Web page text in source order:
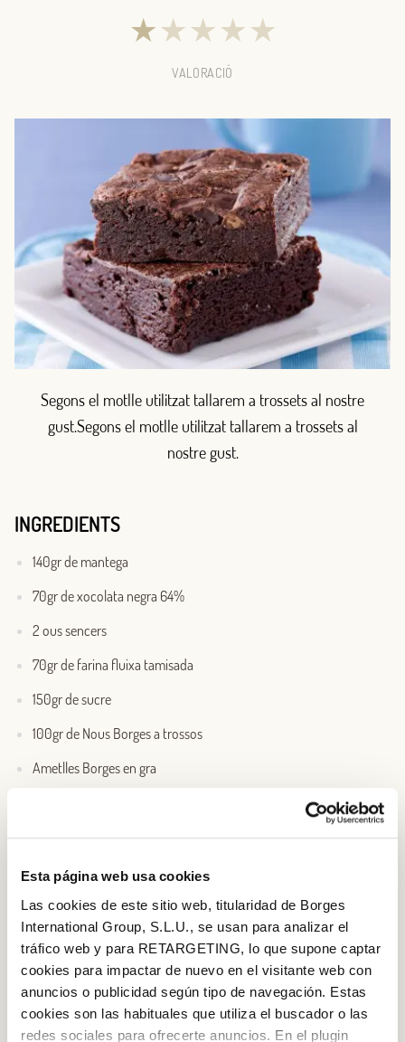
Esta página web usa cookies
Las cookies de este sitio web, titularidad de Borges
International Group, S.L.U., se usan para analizar el
tráfico web y para RETARGETING, lo que supone captar
cookies para impactar de nuevo en el visitante web con
anuncios o publicidad según tipo de navegación. Estas
cookies son las habituales que utiliza el buscador o las
redes sociales para ofrecerte anuncios. En el plugin
★★★★★
VALORACIÓ
Segons el motlle utilitzat tallarem a trossets al nostre
gust.Segons el motlle utilitzat tallarem a trossets al
nostre gust.
INGREDIENTS
140gr de mantega
70gr de xocolata negra 64%
2 ous sencers
70gr de farina fluixa tamisada
150gr de sucre
100gr de Nous Borges a trossos
Ametlles Borges en gra